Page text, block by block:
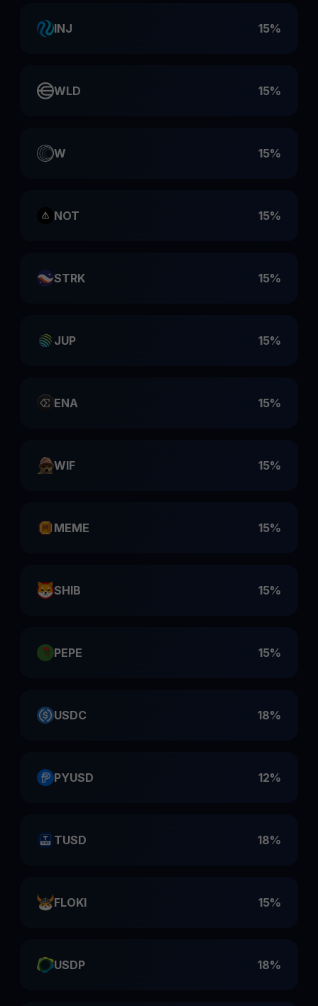
INJ 15%
WLD 15%
W 15%
NOT 15%
STRK 15%
JUP 15%
ENA 15%
WIF 15%
MEME 15%
SHIB 15%
PEPE 15%
USDC 18%
PYUSD 12%
TUSD 18%
FLOKI 15%
USDP 18%